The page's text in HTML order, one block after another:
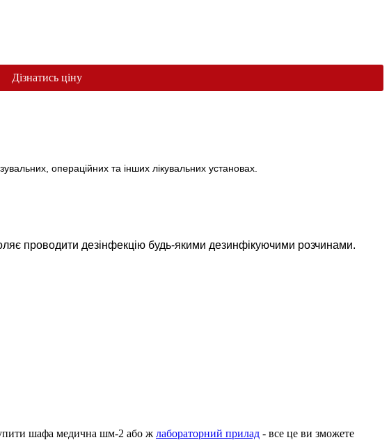
Дізнатись ціну
операційних та інших лікувальних установах.
проводити дезінфекцію будь-якими дезинфікуючими розчинами.
шафа медична шм-2 або ж лабораторний прилад - все це ви зможете